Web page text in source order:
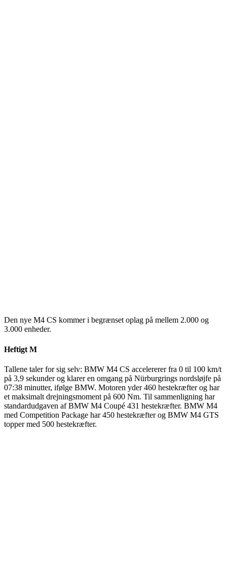
Den nye M4 CS kommer i begrænset oplag på mellem 2.000 og
3.000 enheder.
Heftigt M
Tallene taler for sig selv: BMW M4 CS accelererer fra 0 til 100 km/t
på 3,9 sekunder og klarer en omgang på Nürburgrings nordsløjfe på
07:38 minutter, ifølge BMW. Motoren yder 460 hestekræfter og har
et maksimalt drejningsmoment på 600 Nm. Til sammenligning har
standardudgaven af BMW M4 Coupé 431 hestekræfter. BMW M4
med Competition Package har 450 hestekræfter og BMW M4 GTS
topper med 500 hestekræfter.